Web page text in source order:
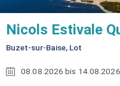
Nicols Estivale
Buzet-sur-Baise, Lot
08.08.2026 bis 14.08.2026